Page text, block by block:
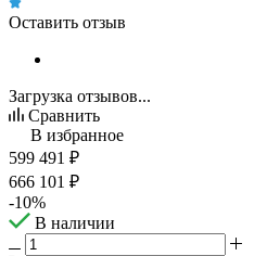
Оставить отзыв
Загрузка отзывов...
Сравнить
В избранное
599 491 ₽
666 101 ₽
-10%
В наличии